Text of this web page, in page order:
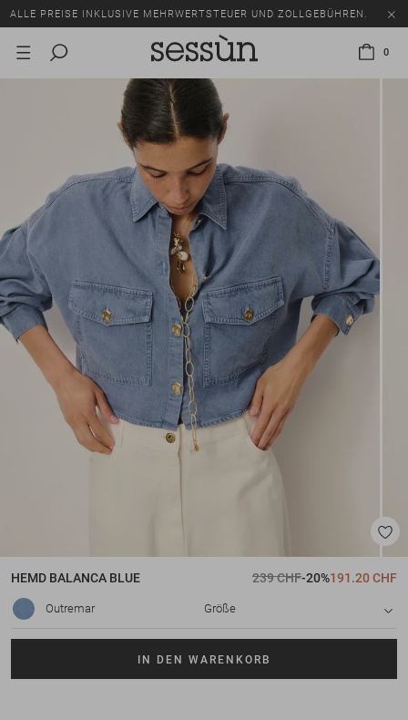
ALLE PREISE INKLUSIVE MEHRWERTSTEUER UND ZOLLGEBÜHREN.
SALE: BIS ZU -50% AUF EINE AUSWAHL AN ARTIKELN.
0
HEMD BALANCA BLUE 239 CHF-20%191.20 CHF
Outremar Größe
IN DEN WARENKORB